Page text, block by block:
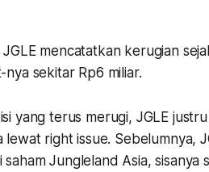
JGLE mencatatkan kerugian
nya sekitar Rp6 miliar.
yang terus merugi, JGLE
lewat right issue. Sebelumnya,
Jungleland Asia,